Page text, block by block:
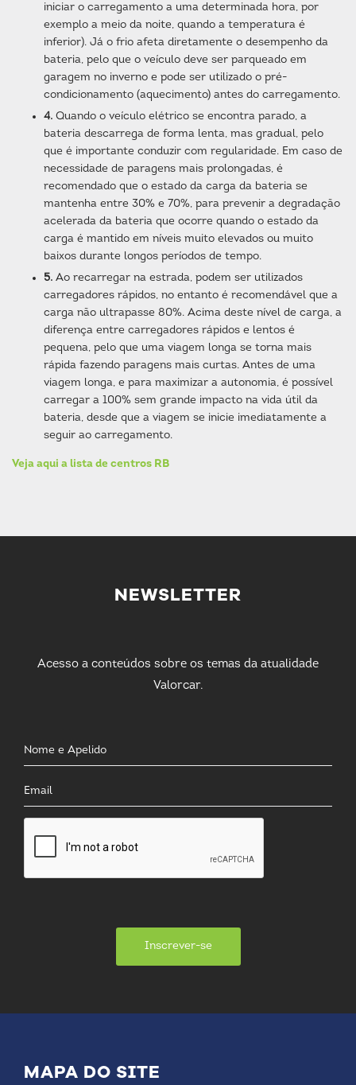
iniciar o carregamento a uma determinada hora, por
exemplo a meio da noite, quando a temperatura é
inferior). Já o frio afeta diretamente o desempenho da
bateria, pelo que o veículo deve ser parqueado em
garagem no inverno e pode ser utilizado o pré-
condicionamento (aquecimento) antes do carregamento.
4. Quando o veículo elétrico se encontra parado, a
bateria descarrega de forma lenta, mas gradual, pelo
que é importante conduzir com regularidade. Em caso de
necessidade de paragens mais prolongadas, é
recomendado que o estado da carga da bateria se
mantenha entre 30% e 70%, para prevenir a degradação
acelerada da bateria que ocorre quando o estado da
carga é mantido em níveis muito elevados ou muito
baixos durante longos períodos de tempo.
5. Ao recarregar na estrada, podem ser utilizados
carregadores rápidos, no entanto é recomendável que a
carga não ultrapasse 80%. Acima deste nível de carga, a
diferença entre carregadores rápidos e lentos é
pequena, pelo que uma viagem longa se torna mais
rápida fazendo paragens mais curtas. Antes de uma
viagem longa, e para maximizar a autonomia, é possível
carregar a 100% sem grande impacto na vida útil da
bateria, desde que a viagem se inicie imediatamente a
seguir ao carregamento.
Veja aqui a lista de centros RB
NEWSLETTER
Acesso a conteúdos sobre os temas da atualidade
Valorcar.
Inscrever-se
MAPA DO SITE